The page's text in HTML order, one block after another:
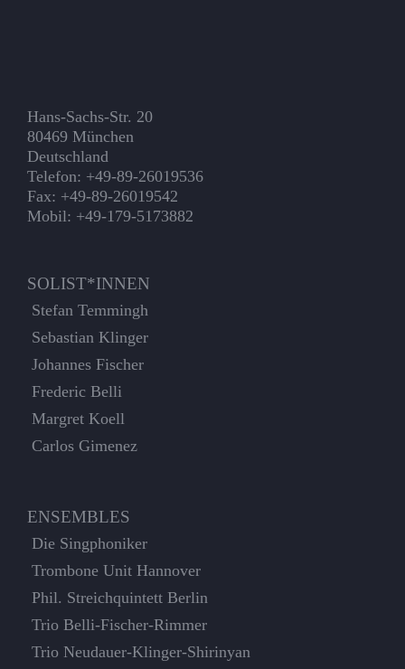
Hans-Sachs-Str. 20
80469 München
Deutschland
Telefon: +49-89-26019536
Fax: +49-89-26019542
Mobil: +49-179-5173882
SOLIST*INNEN
Stefan Temmingh
Sebastian Klinger
Johannes Fischer
Frederic Belli
Margret Koell
Carlos Gimenez
ENSEMBLES
Die Singphoniker
Trombone Unit Hannover
Phil. Streichquintett Berlin
Trio Belli-Fischer-Rimmer
Trio Neudauer-Klinger-Shirinyan